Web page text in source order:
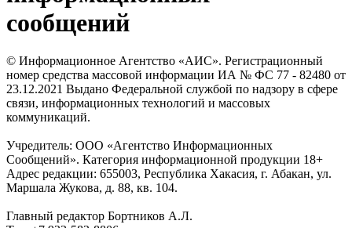
сообщений
© Информационное Агентство «АИС». Регистрационный
номер средства массовой информации ИА № ФС 77 - 82480 от
23.12.2021 Выдано Федеральной службой по надзору в сфере
связи, информационных технологий и массовых
коммуникаций.
Учредитель: ООО «Агентство Информационных
Сообщений». Категория информационной продукции 18+
Адрес редакции: 655003, Республика Хакасия, г. Абакан, ул.
Маршала Жукова, д. 88, кв. 104.
Главный редактор Бортников А.Л.